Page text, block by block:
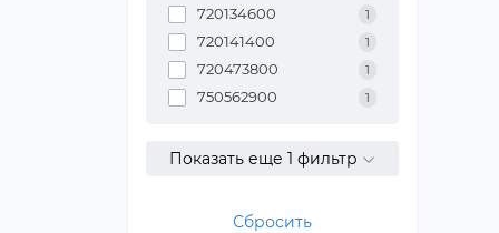
720134600 1
720141400 1
720473800 1
750562900 1
Показать еще 1 фильтр
Сбросить